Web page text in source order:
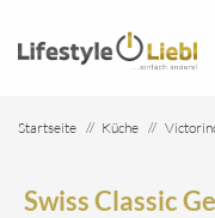
Startseite Küche
Swiss Classic